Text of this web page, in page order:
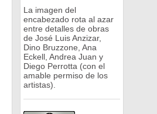
La imagen del
encabezado rota al azar
entre detalles de obras
de José Luis Anzizar,
Dino Bruzzone, Ana
Eckell, Andrea Juan y
Diego Perrotta (con el
amable permiso de los
artistas).